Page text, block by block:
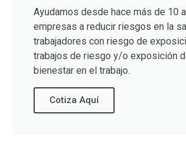
Ayudamos desde hace más de 10
empresas a reducir riesgos en la
trabajadores con riesgo de
trabajos de riesgo y/o exposición
bienestar en el trabajo.
Cotiza Aquí